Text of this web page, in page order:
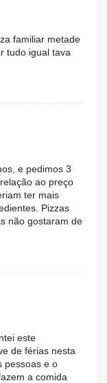
familiar metade
tudo igual tava
e pedimos 3
ao preço
ter mais
Pizzas
não gostaram de
este
de férias nesta
pessoas e o
a comida